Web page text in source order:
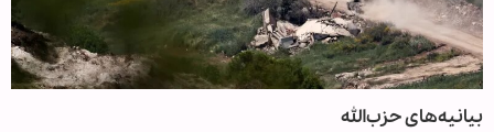
بیانیه‌های حزب‌الله